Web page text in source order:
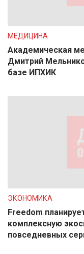
МЕДИЦИНА
Академическая
Дмитрий
базе ИПХИК
ЭКОНОМИКА
Freedom
комплексную
повседневных